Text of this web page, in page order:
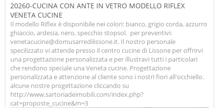
20260-CUCINA CON ANTE IN VETRO MODELLO RIFLEX
VENETA CUCINE
Il modello Riflex è disponibile nei colori: bianco, grigio corda, azzurro
ghiaccio, ardesia, nero, specchio stopsol. per preventivi:
venetacucine@domusarredilissone.it. Il nostro personale
specilizzato vi attende presso il centro cucine di Lissone per offrirvi
una progettazione personalizzata e per illustravi tutti i particolari
che rendono speciale una Veneta cucine. Progettazione
personalizzata e attenzione al cliente sono i nostri fiori all'occhiello.
alcune nostre progettazione cliccando su
http://www.sartoriadeimobili.com/index.php?
cat=proposte_cucine&m=3